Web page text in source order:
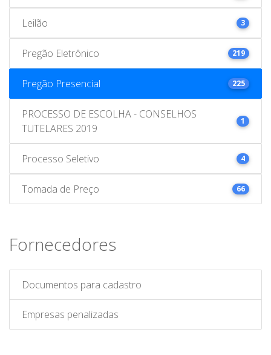
Leilão 3
Pregão Eletrônico 219
Pregão Presencial 225
PROCESSO DE ESCOLHA - CONSELHOS
TUTELARES 2019
1
Processo Seletivo 4
Tomada de Preço 66
Fornecedores
Documentos para cadastro
Empresas penalizadas